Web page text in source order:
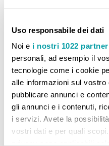
Uso responsabile dei dati
Noi e i nostri 1022 partner
personali, ad esempio il
tecnologie come i cookie
alle informazioni sul vostro
pubblicare annunci e
gli annunci e i contenuti,
i servizi. Avete la
vostri dati e per quali
CONFRONTA PRODOTTI
Non ci sono articoli da